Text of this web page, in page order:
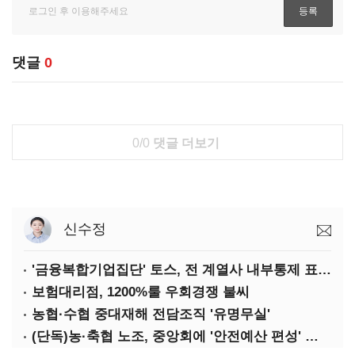
댓글 0
0/0 댓글 더보기
신수정
'금융복합기업집단' 토스, 전 계열사 내부통제 표준화
보험대리점, 1200%룰 우회경쟁 불씨
농협·수협 중대재해 전담조직 '유명무실'
(단독)농·축협 노조, 중앙회에 '안전예산 편성' 요구